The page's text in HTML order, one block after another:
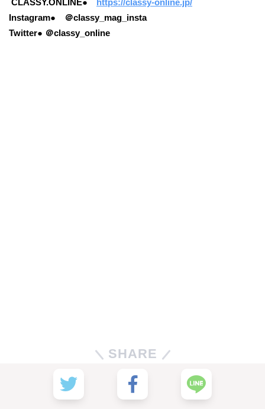
Instagram● ＠classy_mag_insta
Twitter● ＠classy_online
SHARE